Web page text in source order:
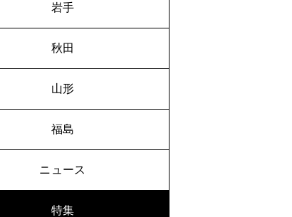
岩手
秋田
山形
福島
ニュース
特集